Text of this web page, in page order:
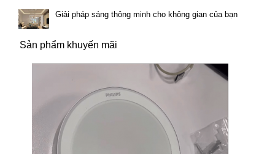
Giải pháp sáng thông minh cho không gian của bạn
Sản phẩm khuyến mãi